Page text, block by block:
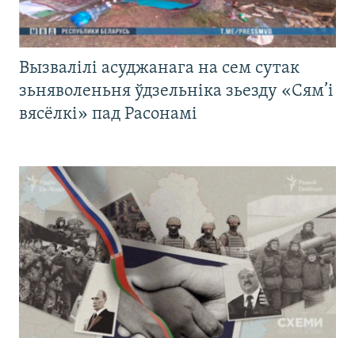
Вызвалілі асуджанага на сем сутак
зьняволеньня ўдзельніка зьезду «Сям’і
вясёлкі» пад Расонамі